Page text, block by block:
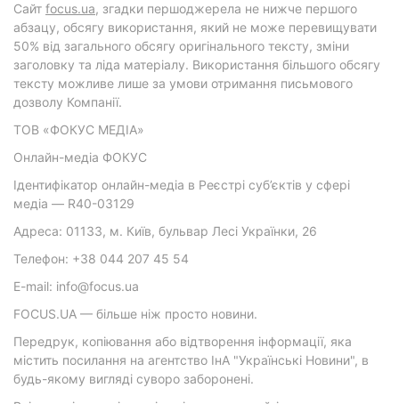
Cайт focus.ua, згадки першоджерела не нижче першого
абзацу, обсягу використання, який не може перевищувати
50% від загального обсягу оригінального тексту, зміни
заголовку та ліда матеріалу. Використання більшого обсягу
тексту можливе лише за умови отримання письмового
дозволу Компанії.
ТОВ «ФОКУС МЕДІА»
Онлайн-медіа ФОКУС
Ідентифікатор онлайн-медіа в Реєстрі суб’єктів у сфері
медіа — R40-03129
Адреса: 01133, м. Київ, бульвар Лесі Українки, 26
Телефон: +38 044 207 45 54
E-mail: info@focus.ua
FOCUS.UA — більше ніж просто новини.
Передрук, копіювання або відтворення інформації, яка
містить посилання на агентство ІнА "Українські Новини", в
будь-якому вигляді суворо заборонені.